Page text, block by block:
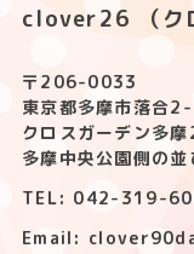
clover26 （ク
〒206-0033
東京都多摩市落合
クロスガーデン多摩
多摩中央公園側の並
TEL: 042-319-
Email: